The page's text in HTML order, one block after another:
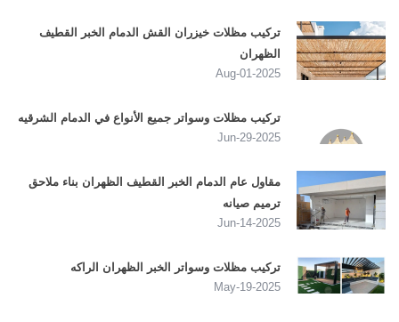
تركيب مظلات خيزران القش الدمام الخبر القطيف
الظهران
2025-Aug-01
تركيب مظلات وسواتر جميع الأنواع في الدمام الشرقيه
2025-Jun-29
مقاول عام الدمام الخبر القطيف الظهران بناء ملاحق
ترميم صيانه
2025-Jun-14
تركيب مظلات وسواتر الخبر الظهران الراكه
2025-May-19